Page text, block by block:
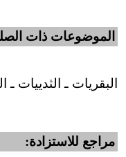
الموضوعات ذات
البقريات ـ الثدييات ـ
مراجع للاستزادة: